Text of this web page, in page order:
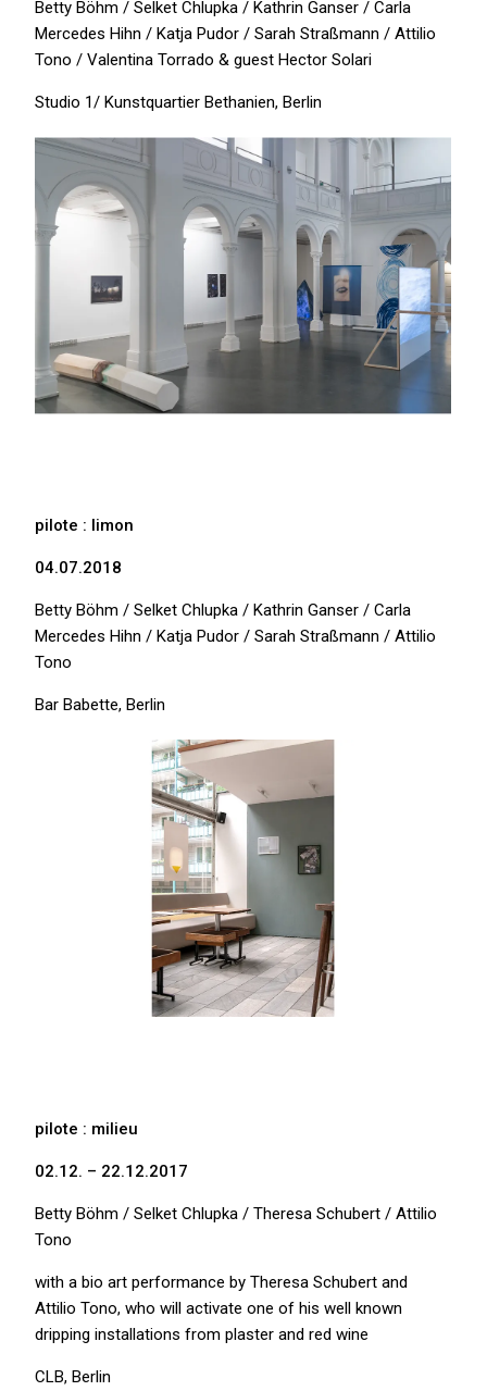
Betty Böhm / Selket Chlupka / Kathrin Ganser / Carla
Mercedes Hihn / Katja Pudor / Sarah Straßmann / Attilio
Tono / Valentina Torrado & guest Hector Solari
Studio 1/ Kunstquartier Bethanien, Berlin
pilote : limon
04.07.2018
Betty Böhm / Selket Chlupka / Kathrin Ganser / Carla
Mercedes Hihn / Katja Pudor / Sarah Straßmann / Attilio
Tono
Bar Babette, Berlin
pilote : milieu
02.12. – 22.12.2017
Betty Böhm / Selket Chlupka / Theresa Schubert / Attilio
Tono
with a bio art performance by Theresa Schubert and
Attilio Tono, who will activate one of his well known
dripping installations from plaster and red wine
CLB, Berlin